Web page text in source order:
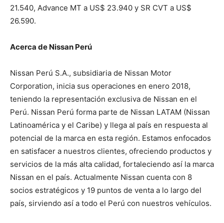
21.540, Advance MT a US$ 23.940 y SR CVT a US$
26.590.
Acerca de Nissan Perú
Nissan Perú S.A., subsidiaria de Nissan Motor
Corporation, inicia sus operaciones en enero 2018,
teniendo la representación exclusiva de Nissan en el
Perú. Nissan Perú forma parte de Nissan LATAM (Nissan
Latinoamérica y el Caribe) y llega al país en respuesta al
potencial de la marca en esta región. Estamos enfocados
en satisfacer a nuestros clientes, ofreciendo productos y
servicios de la más alta calidad, fortaleciendo así la marca
Nissan en el país. Actualmente Nissan cuenta con 8
socios estratégicos y 19 puntos de venta a lo largo del
país, sirviendo así a todo el Perú con nuestros vehículos.